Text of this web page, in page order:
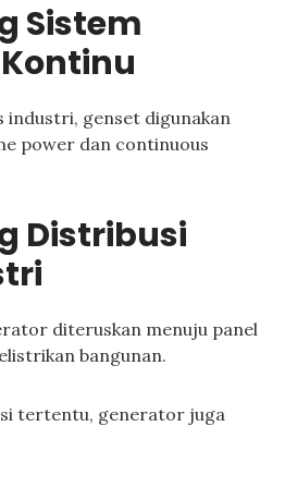
Sistem
industri, genset digunakan
power dan continuous
Distribusi
diteruskan menuju panel
bangunan.
tertentu, generator juga